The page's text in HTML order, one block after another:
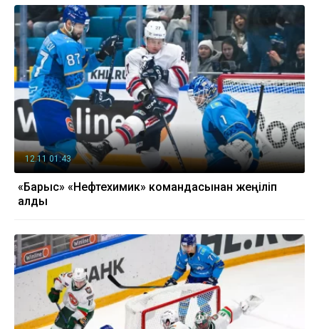
12.11 01:43
«Барыс» «Нефтехимик» командасынан жеңіліп
қалды